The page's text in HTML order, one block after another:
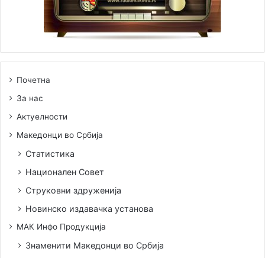
Почетна
За нас
Актуелности
Македонци во Србија
Статистика
Национален Совет
Струковни здруженија
Новинско издавачка установа
МАК Инфо Продукција
Знаменити Македонци во Србија